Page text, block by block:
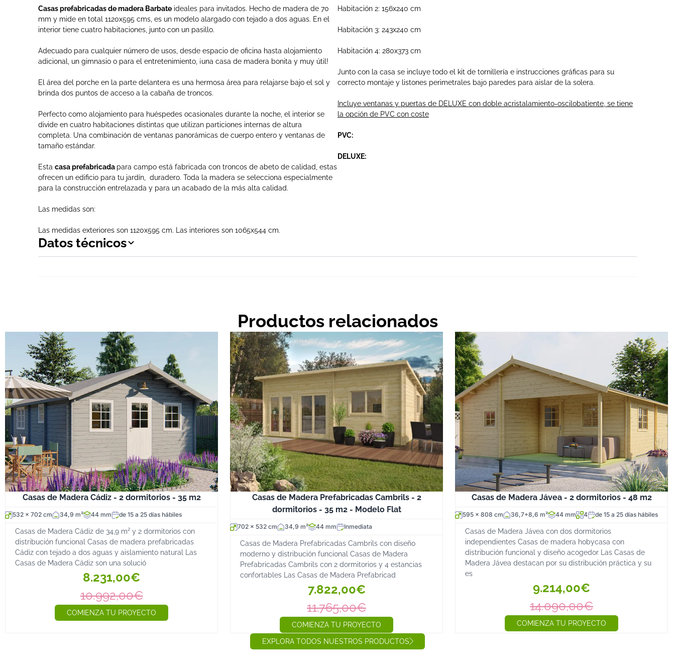
Casas prefabricadas de madera Barbate ideales para invitados. Hecho de madera de 70
mm y mide en total 1120x595 cms, es un modelo alargado con tejado a dos aguas. En el
interior tiene cuatro habitaciones , junto con un pasillo.
Adecuado para cualquier número de usos, desde espacio de oficina hasta alojamiento
adicional, un gimnasio o para el entretenimiento, ¡una casa de madera bonita y muy útil!
El área del porche en la parte delantera es una hermosa área para relajarse bajo el sol y
brinda dos puntos de acceso a la cabaña de troncos.
Perfecto como alojamiento para huéspedes ocasionales durante la noche, el interior se
divide en cuatro habitaciones distintas que utilizan particiones internas de altura
completa. Una combinación de ventanas panorámicas de cuerpo entero y ventanas de
tamaño estándar.
Esta casa prefabricada para campo está fabricada con troncos de abeto de calidad, estas
ofrecen un edificio para tu jardín, duradero. Toda la madera se selecciona especialmente
para la construcción entrelazada y para un acabado de la más alta calidad.
Las medidas son:
Las medidas exteriores son 1120x595 cm. Las interiores son 1065x544 cm.
Habitación 2: 156x240 cm
Habitación 3: 243x240 cm
Habitación 4: 280x373 cm
Junto con la casa se incluye todo el kit de tornillería e instrucciones gráficas para su
correcto montaje y listones perimetrales bajo paredes para aislar de la solera.
Incluye ventanas y puertas de DELUXE con doble acristalamiento-oscilobatiente, se tiene
la opción de PVC con coste
PVC:
DELUXE:
Datos técnicos
Productos relacionados
Casas de Madera Cádiz - 2 dormitorios - 35 m2
532 x 702 cm 34,9 m² 44 mm de 15 a 25 días hábiles
Casas de Madera Cádiz de 34,9 m² y 2 dormitorios con
distribución funcional Casas de madera prefabricadas
Cádiz con tejado a dos aguas y aislamiento natural Las
Casas de Madera Cádiz son una solució
8.231,00€
10.992,00€
COMIENZA TU PROYECTO
Casas de Madera Prefabricadas Cambrils - 2
dormitorios - 35 m2 - Modelo Flat
702 x 532 cm 34,9 m² 44 mm Inmediata
Casas de Madera Prefabricadas Cambrils con diseño
moderno y distribución funcional Casas de Madera
Prefabricadas Cambrils con 2 dormitorios y 4 estancias
confortables Las Casas de Madera Prefabricad
7.822,00€
11.765,00€
COMIENZA TU PROYECTO
Casas de Madera Jávea - 2 dormitorios - 48 m2
595 x 808 cm 36,7+8,6 m² 44 mm 4 de 15 a 25 días hábiles
Casas de Madera Jávea con dos dormitorios
independientes Casas de madera hobycasa con
distribución funcional y diseño acogedor Las Casas de
Madera Jávea destacan por su distribución práctica y su
es
9.214,00€
14.090,00€
COMIENZA TU PROYECTO
EXPLORA TODOS NUESTROS PRODUCTOS